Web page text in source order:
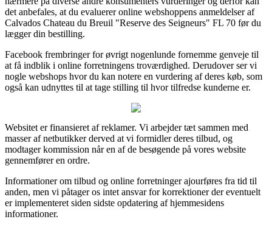
det anbefales, at du evaluerer online webshoppens anmeldelser af
Calvados Chateau du Breuil "Reserve des Seigneurs" FL 70 før du
lægger din bestilling.
Facebook frembringer for øvrigt nogenlunde fornemme genveje til
at få indblik i online forretningens troværdighed. Derudover ser vi
nogle webshops hvor du kan notere en vurdering af deres køb, som
også kan udnyttes til at tage stilling til hvor tilfredse kunderne er.
Websitet er finansieret af reklamer. Vi arbejder tæt sammen med
masser af netbutikker derved at vi formidler deres tilbud, og
modtager kommission når en af de besøgende på vores website
gennemfører en ordre.
Informationer om tilbud og online forretninger ajourføres fra tid til
anden, men vi påtager os intet ansvar for korrektioner der eventuelt
er implementeret siden sidste opdatering af hjemmesidens
informationer.